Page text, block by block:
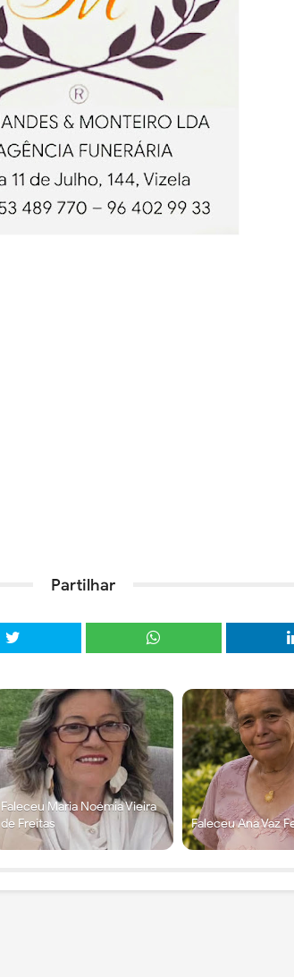
Partilhar
Faleceu Maria Noémia Vieira
de Freitas
Faleceu Ana Vaz